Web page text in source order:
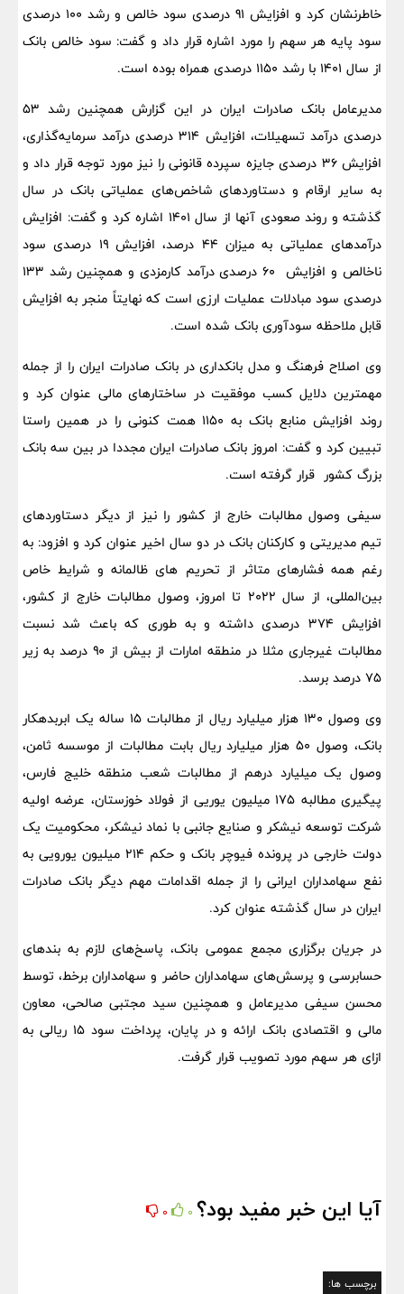
خاطرنشان کرد و افزایش 91 درصدی سود خالص و رشد 100 درصدی
سود پایه هر سهم را مورد اشاره قرار داد و گفت: سود خالص بانک
از سال 1401 با رشد ۱۱۵۰ درصدی همراه بوده است.
مدیرعامل بانک صادرات ایران در این گزارش همچنین رشد ۵۳
درصدی درآمد تسهیلات، افزایش ۳۱۴ درصدی درآمد سرمایه‌گذاری،
افزایش ۳۶ درصدی جایزه سپرده قانونی را نیز مورد توجه قرار داد و
به سایر ارقام و دستاوردهای شاخص‌های عملیاتی بانک در سال
گذشته و روند صعودی‌ آنها از سال ۱۴۰۱ اشاره کرد و گفت: افزایش
درآمدهای عملیاتی به میزان ۴۴ درصد، افزایش ۱۹ درصدی سود
ناخالص و افزایش ۶۰ درصدی درآمد کارمزدی و همچنین رشد ۱۳۳
درصدی سود مبادلات عملیات ارزی است که نهایتاً منجر به افزایش
قابل ملاحظه سودآوری بانک شده است.
وی اصلاح فرهنگ و مدل بانکداری در بانک صادرات ایران را از جمله
مهمترین دلایل کسب موفقیت در ساختارهای مالی عنوان کرد و
روند افزایش منابع بانک به 1150 همت کنونی را در همین راستا
تبیین کرد و گفت: امروز بانک صادرات ایران مجددا در بین سه بانک
بزرگ کشور قرار گرفته است.
سیفی وصول مطالبات خارج از کشور را نیز از دیگر دستاوردهای
تیم مدیریتی و کارکنان بانک در دو سال اخیر عنوان کرد و افزود: به
رغم همه فشارهای متاثر از تحریم های ظالمانه و شرایط خاص
بین‌المللی، از سال ۲۰۲۲ تا امروز، وصول مطالبات خارج از کشور،
افزایش ۳۷۴ درصدی داشته و به طوری که باعث شد نسبت
مطالبات غیرجاری مثلا در منطقه امارات از بیش از ۹۰ درصد به زیر
۷۵ درصد برسد.
وی وصول ۱۳۰ هزار میلیارد ریال از مطالبات ۱۵ ساله یک ابربدهکار
بانک، وصول ۵۰ هزار میلیارد ریال بابت مطالبات از موسسه ثامن،
وصول یک میلیارد درهم از مطالبات شعب منطقه خلیج فارس،
پیگیری مطالبه ۱۷۵ میلیون یوریی از فولاد خوزستان، عرضه اولیه
شرکت توسعه نیشکر و صنایع جانبی با نماد نیشکر، محکومیت یک
دولت خارجی در پرونده فیوچر بانک و حکم ۲۱۴ میلیون یورویی به
نفع سهامداران ایرانی را از جمله اقدامات مهم دیگر بانک صادرات
ایران در سال گذشته عنوان کرد.
در جریان برگزاری مجمع عمومی بانک، پاسخ‌های لازم به بندهای
حسابرسی و پرسش‌های سهامداران حاضر و سهامداران برخط، توسط
محسن سیفی مدیرعامل و همچنین سید مجتبی صالحی، معاون
مالی و اقتصادی بانک ارائه و در پایان، پرداخت سود ۱۵ ریالی به
ازای هر سهم مورد تصویب قرار گرفت.
آیا این خبر مفید بود؟ 0
0
برچسب ها: